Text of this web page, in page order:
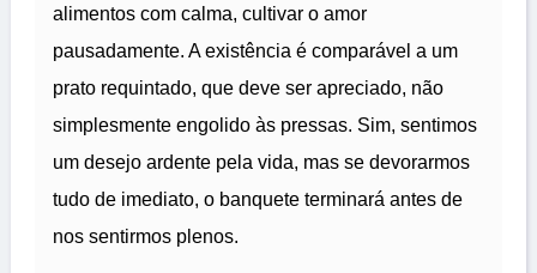
alimentos com calma, cultivar o amor
pausadamente. A existência é comparável a um
prato requintado, que deve ser apreciado, não
simplesmente engolido às pressas. Sim, sentimos
um desejo ardente pela vida, mas se devorarmos
tudo de imediato, o banquete terminará antes de
nos sentirmos plenos.